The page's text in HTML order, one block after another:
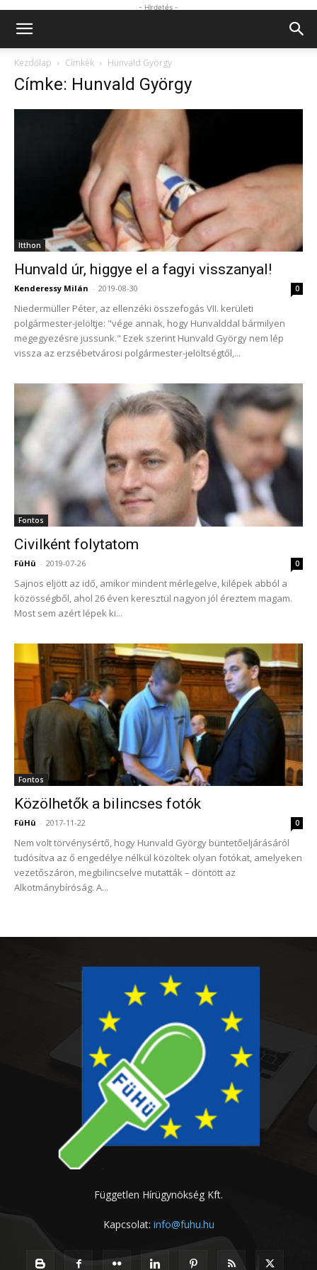
- Hirdetés -
Kezdőlap Címkék Hunvald György
Címke: Hunvald György
Itthon
Hunvald úr, higgye el a fagyi visszanyal!
Kenderessy Milán - 2019-08-30 0
Niedermüller Péter, az ellenzéki összefogás VII. kerületi
polgármester-jelöltje: "vége annak, hogy Hunvalddal bármilyen
megegyezésre jussunk." Ezek szerint Hunvald György nem lép
vissza az erzsébetvárosi polgármester-jelöltségtől,...
Fontos
Civilként folytatom
FüHü - 2019-07-26 0
Sajnos eljött az idő, amikor mindent mérlegelve, kilépek abból a
közösségből, ahol 26 éven keresztül nagyon jól éreztem magam.
Most sem azért lépek ki...
Fontos
Közölhetők a bilincses fotók
FüHü - 2017-11-22 0
Nem volt törvénysértő, hogy Hunvald György büntetőeljárásáról
tudósítva az ő engedélye nélkül közöltek olyan fotókat, amelyeken
vezetőszáron, megbilincselve mutatták – döntött az
Alkotmánybíróság. A...
Független Hírügynökség Kft.
Kapcsolat: info@fuhu.hu